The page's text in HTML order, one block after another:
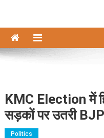
KMC Election में
सड़कों पर उतरी BJP
Politics